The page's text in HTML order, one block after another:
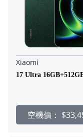
Xiaomi
17 Ultra
空機價：